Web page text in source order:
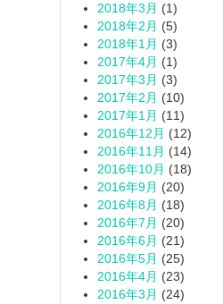
2018年3月 (1)
2018年2月 (5)
2018年1月 (3)
2017年4月 (1)
2017年3月 (3)
2017年2月 (10)
2017年1月 (11)
2016年12月 (12)
2016年11月 (14)
2016年10月 (18)
2016年9月 (20)
2016年8月 (18)
2016年7月 (20)
2016年6月 (21)
2016年5月 (25)
2016年4月 (23)
2016年3月 (24)